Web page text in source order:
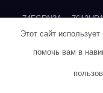
74FGRN3A
Этот сайт
помочь вам в